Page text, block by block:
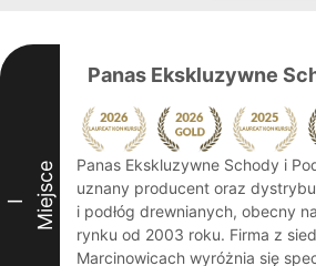
I Miejsce
Panas Ekskluzywne
Panas Ekskluzywne Schody i
uznany producent oraz
i podłóg drewnianych, obecny
rynku od 2003 roku. Firma z
Marcinowicach wyróżnia się